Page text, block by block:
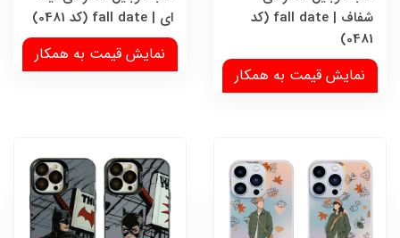
شفاف | fall date (کد
0481)
نمایش قیمت به همکار
ای | fall date (کد 0481)
نمایش قیمت به همکار